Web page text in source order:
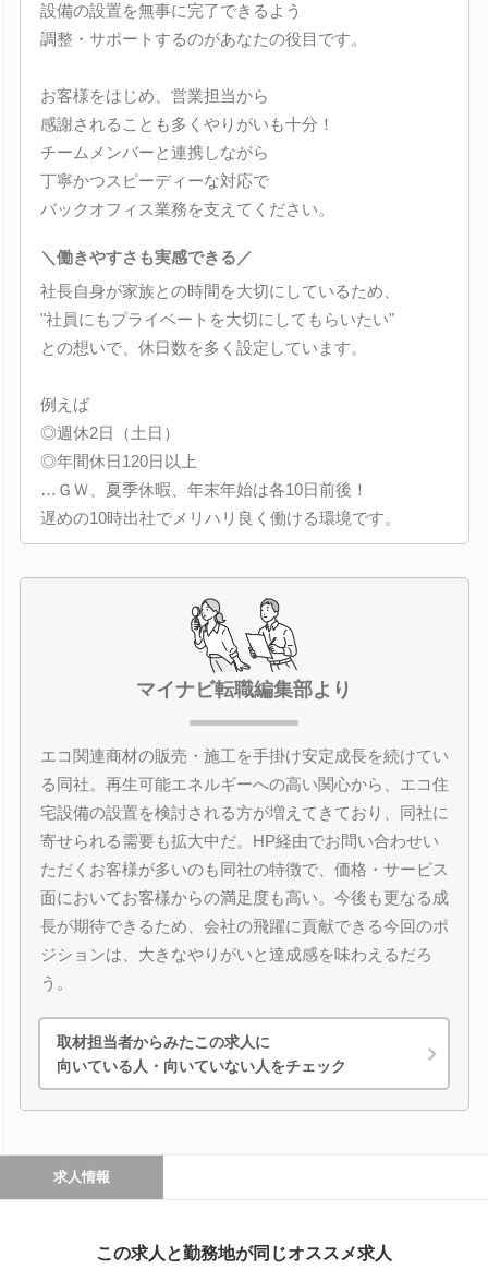
設備の設置を無事に完了できるよう
調整・サポートするのがあなたの役目です。
お客様をはじめ、営業担当から
感謝されることも多くやりがいも十分！
チームメンバーと連携しながら
丁寧かつスピーディーな対応で
バックオフィス業務を支えてください。
＼働きやすさも実感できる／
社長自身が家族との時間を大切にしているため、
"社員にもプライベートを大切にしてもらいたい"
との想いで、休日数を多く設定しています。
例えば
◎週休2日（土日）
◎年間休日120日以上
…ＧＷ、夏季休暇、年末年始は各10日前後！
遅めの10時出社でメリハリ良く働ける環境です。
マイナビ転職編集部より
エコ関連商材の販売・施工を手掛け安定成長を続けてい
る同社。再生可能エネルギーへの高い関心から、エコ住
宅設備の設置を検討される方が増えてきており、同社に
寄せられる需要も拡大中だ。HP経由でお問い合わせい
ただくお客様が多いのも同社の特徴で、価格・サービス
面においてお客様からの満足度も高い。今後も更なる成
長が期待できるため、会社の飛躍に貢献できる今回のポ
ジションは、大きなやりがいと達成感を味わえるだろ
う。
取材担当者からみたこの求人に
向いている人・向いていない人をチェック
求人情報
この求人と勤務地が同じオススメ求人